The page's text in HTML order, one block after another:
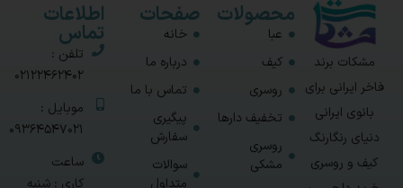
مشکات برند
فاخر ایرانی برای
بانوی ایرانی
دنیای رنگارنگ
کیف و روسری
محصولات
عبا
کیف
روسری
تخفیف دارها
روسری
مشکی
صفحات
خانه
درباره ما
تماس با ما
پیگیری
سفارش
سوالات
اطلاعات
تماس
تلفن :
02122462402
موبایل :
09364547021
ساعت